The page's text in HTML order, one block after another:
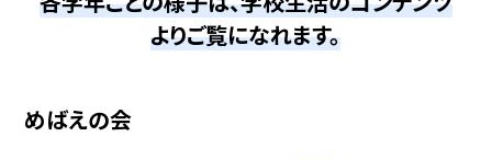
よりご覧になれます。
めばえの会